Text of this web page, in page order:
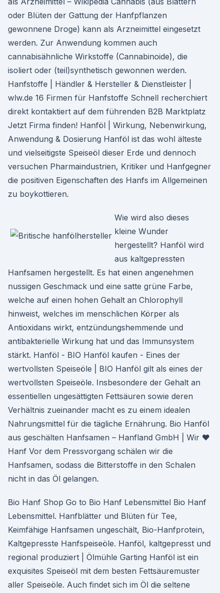
oder Blüten der Gattung der Hanfpflanzen
gewonnene Droge) kann als Arzneimittel eingesetzt
werden. Zur Anwendung kommen auch
cannabisähnliche Wirkstoffe (Cannabinoide), die
isoliert oder (teil)synthetisch gewonnen werden.
Hanfstoffe | Händler & Hersteller & Dienstleister |
wlw.de 16 Firmen für Hanfstoffe Schnell recherchiert
direkt kontaktiert auf dem führenden B2B Marktplatz
Jetzt Firma finden! Hanföl | Wirkung, Nebenwirkung,
Anwendung & Dosierung Hanföl ist das wohl älteste
und vielseitigste Speiseöl dieser Erde und dennoch
versuchen Pharmaindustrien, Kritiker und Hanfgegner
die positiven Eigenschaften des Hanfs im Allgemeinen
zu boykottieren.
Wie wird also dieses
kleine Wunder
hergestellt? Hanföl wird
aus kaltgepressten
Hanfsamen hergestellt. Es hat einen angenehmen
nussigen Geschmack und eine satte grüne Farbe,
welche auf einen hohen Gehalt an Chlorophyll
hinweist, welches im menschlichen Körper als
Antioxidans wirkt, entzündungshemmende und
antibakterielle Wirkung hat und das Immunsystem
stärkt. Hanföl - BIO Hanföl kaufen - Eines der
wertvollsten Speiseöle | BIO Hanföl gilt als eines der
wertvollsten Speiseöle. Insbesondere der Gehalt an
essentiellen ungesättigten Fettsäuren sowie deren
Verhältnis zueinander macht es zu einem idealen
Nahrungsmittel für die tägliche Ernährung. Bio Hanföl
aus geschälten Hanfsamen – Hanfland GmbH | Wir ♥
Hanf Vor dem Pressvorgang schälen wir die
Hanfsamen, sodass die Bitterstoffe in den Schalen
nicht in das Öl gelangen.
Bio Hanf Shop Go to Bio Hanf Lebensmittel Bio Hanf
Lebensmittel. Hanfblätter und Blüten für Tee,
Keimfähige Hanfsamen ungeschält, Bio-Hanfprotein,
Kaltgepresste Hanfspeiseöle. Hanföl, kaltgepresst und
regional produziert | Ölmühle Garting Hanföl ist ein
exquisites Speiseöl mit dem besten Fettsäuremuster
aller Speiseöle. Auch findet sich im Öl die seltene